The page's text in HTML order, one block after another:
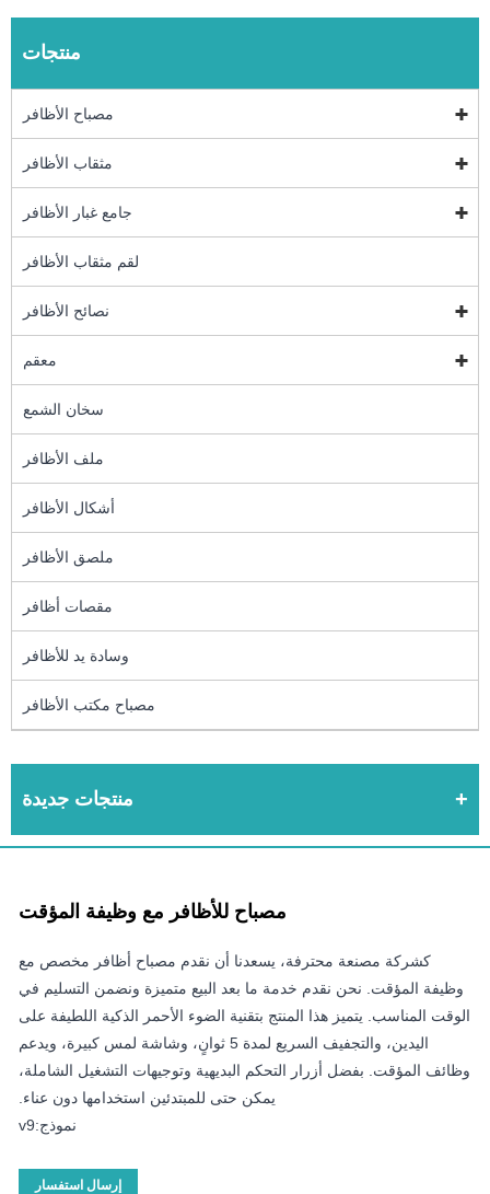
منتجات
مصباح الأظافر
مثقاب الأظافر
جامع غبار الأظافر
لقم مثقاب الأظافر
نصائح الأظافر
معقم
سخان الشمع
ملف الأظافر
أشكال الأظافر
ملصق الأظافر
مقصات أظافر
وسادة يد للأظافر
مصباح مكتب الأظافر
منتجات جديدة
مصباح للأظافر مع وظيفة المؤقت
كشركة مصنعة محترفة، يسعدنا أن نقدم مصباح أظافر مخصص مع
وظيفة المؤقت. نحن نقدم خدمة ما بعد البيع متميزة ونضمن التسليم في
الوقت المناسب. يتميز هذا المنتج بتقنية الضوء الأحمر الذكية اللطيفة على
اليدين، والتجفيف السريع لمدة 5 ثوانٍ، وشاشة لمس كبيرة، ويدعم
وظائف المؤقت. بفضل أزرار التحكم البديهية وتوجيهات التشغيل الشاملة،
يمكن حتى للمبتدئين استخدامها دون عناء.
نموذج:v9
إرسال استفسار